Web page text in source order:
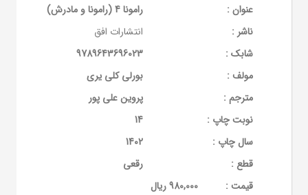
عنوان :
رامونا 4 (رامونا و مادرش)
ناشر :
انتشارات افق
شابک :
9789643696023
مولف :
بورلی کلی یری
مترجم :
پروین علی پور
نوبت چاپ :
14
سال چاپ :
1402
قطع :
رقعی
قيمت :
980,000 ریال